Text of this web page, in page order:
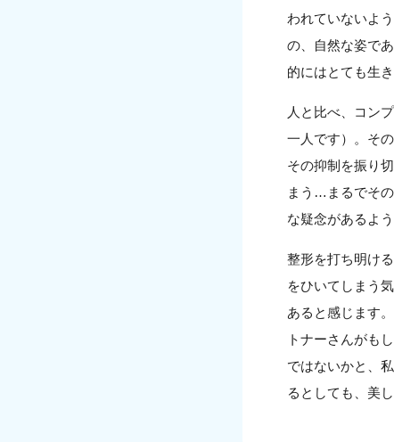
われていないよ
の、自然な姿で
的にはとても生
人と比べ、コン
一人です）。そ
その抑制を振り
まう…まるでそ
な疑念があるよ
整形を打ち明け
をひいてしまう
あると感じます
トナーさんがも
ではないかと、
るとしても、美